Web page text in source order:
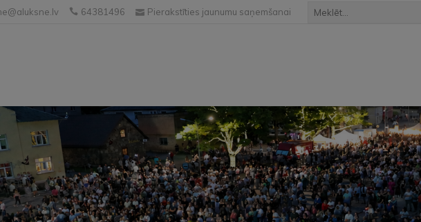
64381496 Pierakstīties jaunumu saņemšanai